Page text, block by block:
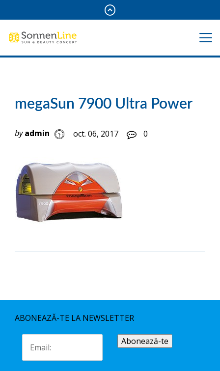
megaSun 7900 Ultra Power
by admin oct. 06, 2017 0
ABONEAZĂ-TE LA NEWSLETTER